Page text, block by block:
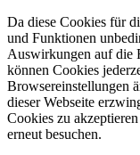
Da diese Cookies für
und Funktionen
Auswirkungen auf die
können Cookies
Browsereinstellungen
dieser Webseite
Cookies zu
erneut besuchen.